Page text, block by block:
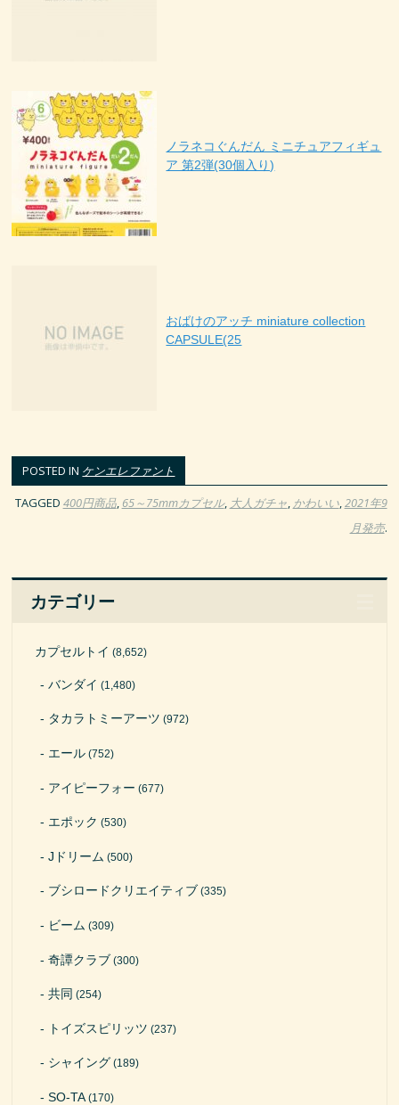
ノラネコぐんだん ミニチュアフィギュ
ア 第2弾(30個入り)
おばけのアッチ miniature collection
CAPSULE(25
POSTED IN ケンエレファント
TAGGED 400円商品, 65～75mmカプセル, 大人ガチャ, かわいい,2021年9
月発売.
カテゴリー
カプセルトイ (8,652)
バンダイ (1,480)
タカラトミーアーツ (972)
エール (752)
アイピーフォー (677)
エポック (530)
Jドリーム (500)
ブシロードクリエイティブ (335)
ビーム (309)
奇譚クラブ (300)
共同 (254)
トイズスピリッツ (237)
シャイング (189)
SO-TA(170)